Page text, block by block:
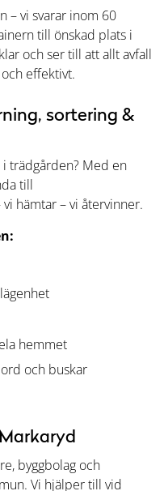
– vi svarar inom 60
till önskad plats i
och ser till att allt avfall
effektivt.
sortering &
i trädgården? Med en
till
hämtar – vi återvinner.
hemmet
och buskar
byggbolag och
Vi hjälper till vid